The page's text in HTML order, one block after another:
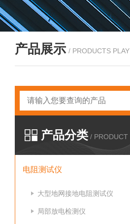
产品展示 / PRODUCTS PLAY
产品分类 / PRODUCT
电阻测试仪
大型地网接地电阻测试仪
局部放电检测仪